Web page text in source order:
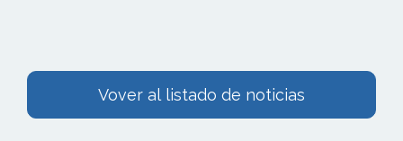
Vover al listado de noticias